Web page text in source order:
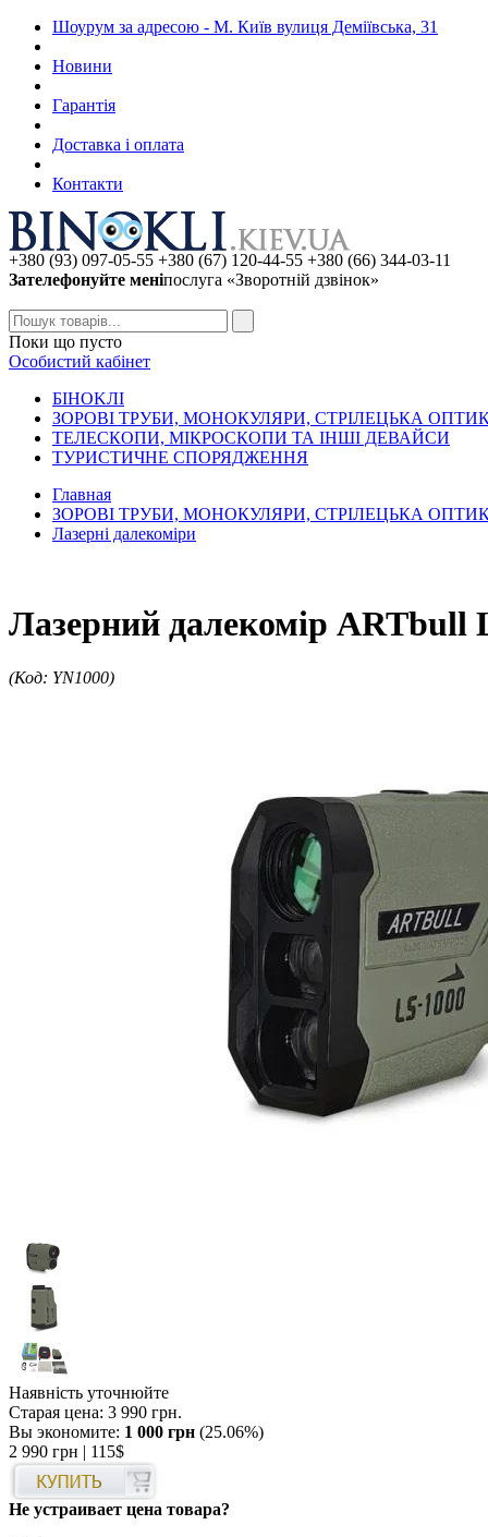
Шоурум за адресою - М. Київ вулиця Деміївська, 31
Новини
Гарантія
Доставка і оплата
Контакти
+380 (93) 097-05-55 +380 (67) 120-44-55 +380 (66) 344-03-11
Зателефонуйте меніпослуга «Зворотній дзвінок»
Поки що пусто
Особистий кабінет
БIHOKЛI
ЗОРОВІ ТРУБИ, МОНОКУЛЯРИ, СТРІЛЕЦЬКА
ТЕЛЕСКОПИ, МІКРОСКОПИ ТА ІНШІ ДЕВАЙСИ
ТУРИСТИЧНЕ СПОРЯДЖЕННЯ
Главная
ЗОРОВІ ТРУБИ, МОНОКУЛЯРИ, СТРІЛЕЦЬКА
Лазерні далекоміри
Лазерний далекомір ARTbull
(Код: YN1000)
Наявність уточнюйте
Старая цена: 3 990 грн.
Вы экономите: 1 000 грн (25.06%)
2 990 грн | 115$
Не устраивает цена товара?